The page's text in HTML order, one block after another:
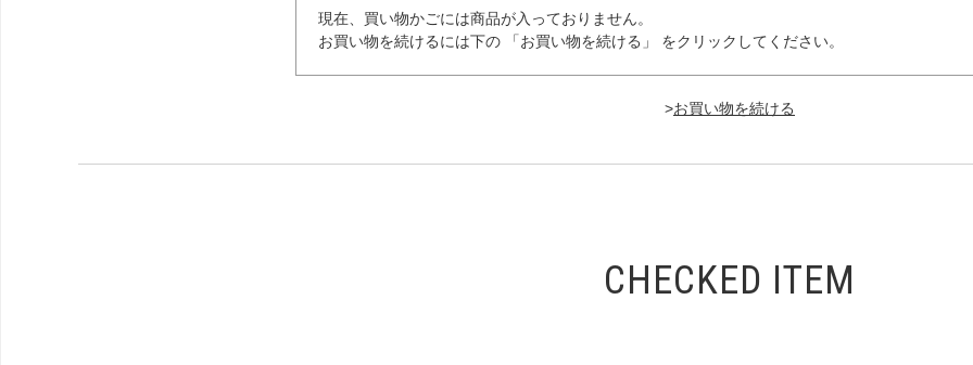
現在、買い物かごには商品が入っておりません。
お買い物を続けるには下の 「お買い物を続ける」 をクリックしてください。
>
CHECKED ITEM